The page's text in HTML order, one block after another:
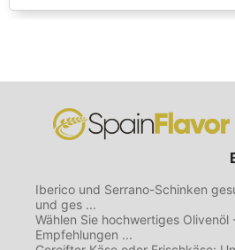
Iberico und Serrano-Schinken
und ges ...
Wählen Sie hochwertiges Olivenöl
Empfehlungen ...